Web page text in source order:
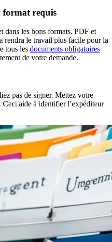
format requis
dans les bons formats. PDF et
rendra le travail plus facile pour la
tous les documents obligatoires
de votre demande.
pas de signer. Mettez votre
aide à identifier l’expéditeur